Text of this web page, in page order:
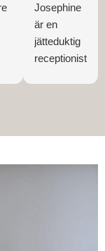
Josephine
är en
jätteduktig
receptionist